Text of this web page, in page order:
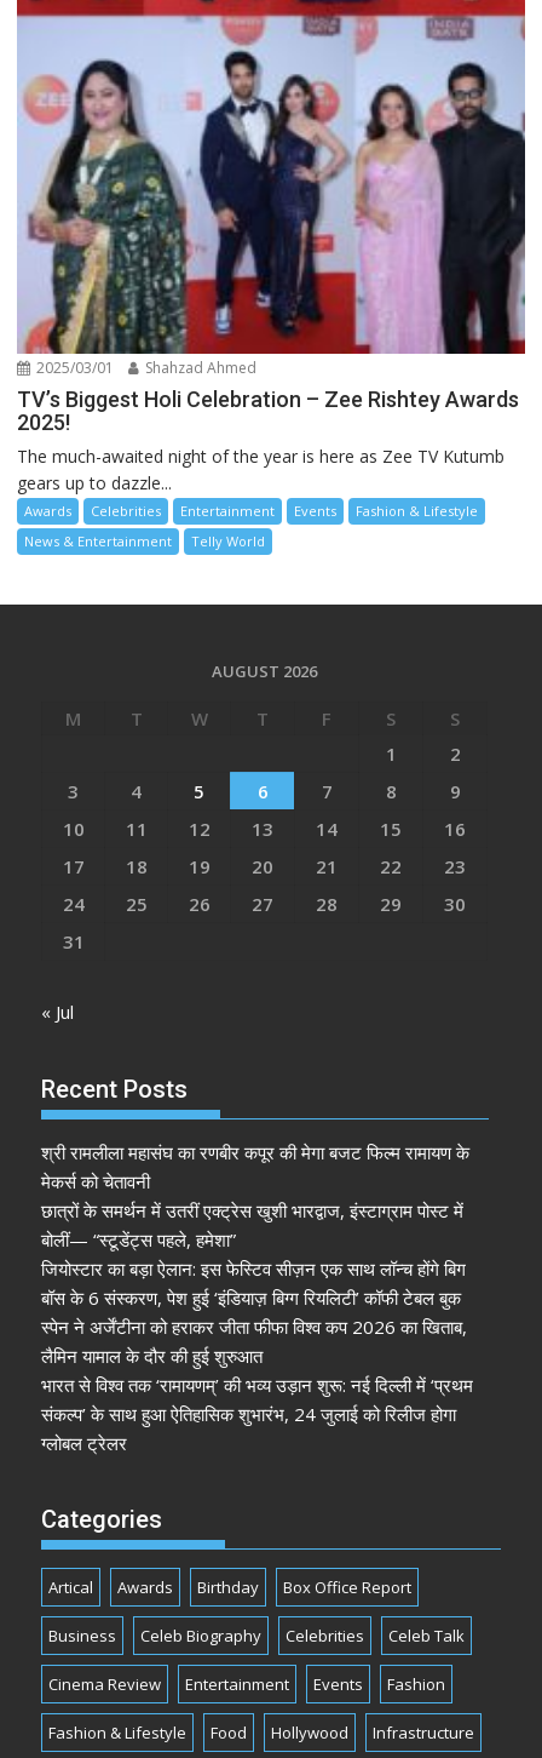
2025/03/01 Shahzad Ahmed
TV’s Biggest Holi Celebration – Zee Rishtey Awards
2025!
The much-awaited night of the year is here as Zee TV Kutumb
gears up to dazzle...
Awards Celebrities Entertainment Events
Fashion & Lifestyle
News & Entertainment
Telly World
AUGUST 2026
M T W T F S
S
1
2
3
4 5 6 7 8
9
10
11 12 13 14 15
16
17
18 19 20 21 22
23
24
25 26 27 28 29
30
31
« Jul
Recent Posts
श्री रामलीला महासंघ का रणबीर कपूर की मेगा बजट फिल्म रामायण के
मेकर्स को चेतावनी
छात्रों के समर्थन में उतरीं एक्ट्रेस खुशी भारद्वाज, इंस्टाग्राम पोस्ट में
बोलीं— “स्टूडेंट्स पहले, हमेशा”
जियोस्टार का बड़ा ऐलान: इस फेस्टिव सीज़न एक साथ लॉन्च होंगे बिग
बॉस के 6 संस्करण, पेश हुई ‘इंडियाज़ बिग्ग रियलिटी’ कॉफी टेबल बुक
स्पेन ने अर्जेंटीना को हराकर जीता फीफा विश्व कप 2026 का खिताब,
लैमिन यामाल के दौर की हुई शुरुआत
भारत से विश्व तक ‘रामायणम्’ की भव्य उड़ान शुरू: नई दिल्ली में ‘प्रथम
संकल्प’ के साथ हुआ ऐतिहासिक शुभारंभ, 24 जुलाई को रिलीज होगा
ग्लोबल ट्रेलर
Categories
Artical Awards Birthday Box Office Report
Business Celeb Biography Celebrities Celeb Talk
Cinema Review Entertainment Events Fashion
Fashion & Lifestyle Food Hollywood Infrastructure